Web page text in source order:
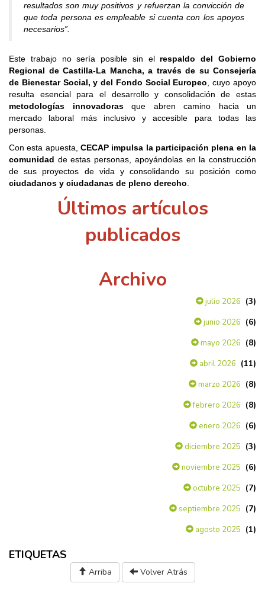
resultados son muy positivos y refuerzan la convicción de
que toda persona es empleable si cuenta con los apoyos
necesarios”.
Este trabajo no sería posible sin el respaldo del Gobierno
Regional de Castilla-La Mancha, a través de su Consejería
de Bienestar Social, y del Fondo Social Europeo, cuyo apoyo
resulta esencial para el desarrollo y consolidación de estas
metodologías innovadorasque abren camino hacia un
mercado laboral más inclusivo y accesible para todas las
personas.
Con esta apuesta, CECAP impulsa la participación plena en la
comunidad de estas personas, apoyándolas en la construcción
de sus proyectos de vida y consolidando su posición como
ciudadanos y ciudadanas de pleno derecho.
Últimos artículos
publicados
Archivo
julio 2026 (3)
junio 2026 (6)
mayo 2026 (8)
abril 2026 (11)
marzo 2026 (8)
febrero 2026 (8)
enero 2026 (6)
diciembre 2025 (3)
noviembre 2025 (6)
octubre 2025 (7)
septiembre 2025 (7)
agosto 2025 (1)
ETIQUETAS
Arriba Volver Atrás